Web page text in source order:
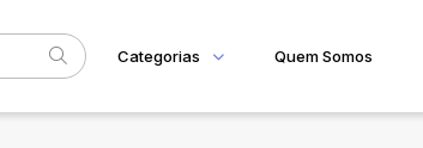
Categorias Quem Somos